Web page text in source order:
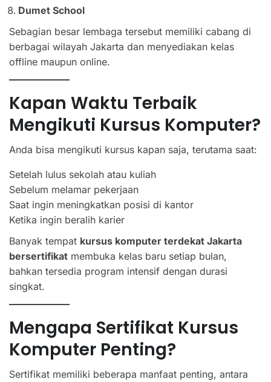
Dumet School
Sebagian besar lembaga tersebut memiliki cabang di
berbagai wilayah Jakarta dan menyediakan kelas
offline maupun online.
Kapan Waktu Terbaik
Mengikuti Kursus Komputer?
Anda bisa mengikuti kursus kapan saja, terutama saat:
Setelah lulus sekolah atau kuliah
Sebelum melamar pekerjaan
Saat ingin meningkatkan posisi di kantor
Ketika ingin beralih karier
Banyak tempat kursus komputer terdekat Jakarta
bersertifikat membuka kelas baru setiap bulan,
bahkan tersedia program intensif dengan durasi
singkat.
Mengapa Sertifikat Kursus
Komputer Penting?
Sertifikat memiliki beberapa manfaat penting, antara